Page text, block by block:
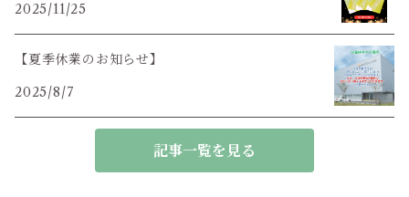
2025/11/25
【夏季休業のお知らせ】
2025/8/7
記事一覧を見る